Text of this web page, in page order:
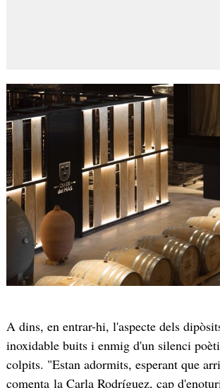
A dins, en entrar-hi, l'aspecte dels
inoxidable buits i enmig d'un silenci
colpits. "Estan adormits, esperant que
comenta la Carla Rodríguez, cap